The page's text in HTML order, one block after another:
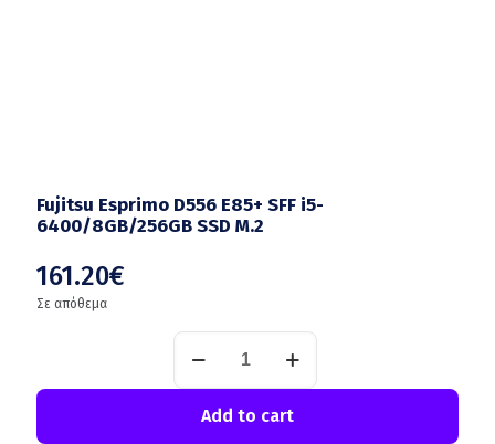
Fujitsu Esprimo D556 E85+ SFF i5-
6400/8GB/256GB SSD M.2
161.20€
Σε απόθεμα
Add to cart